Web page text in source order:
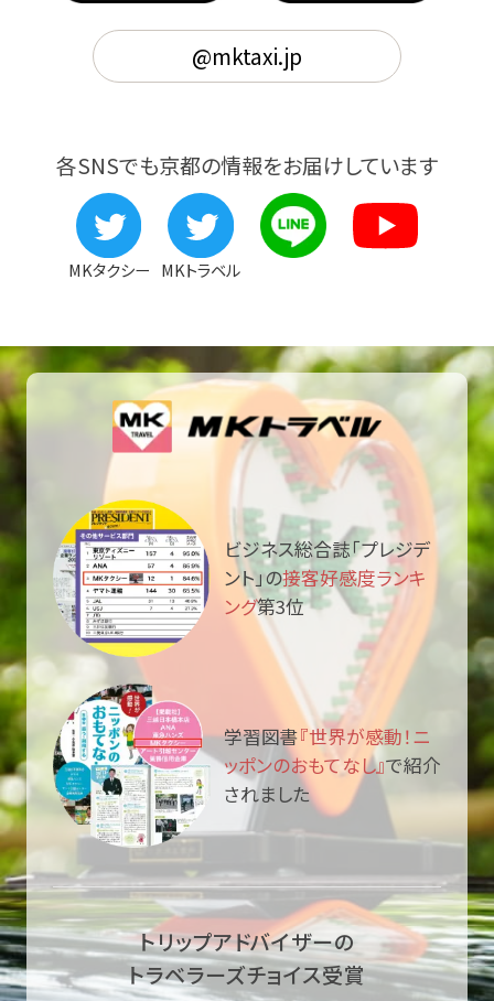
@mktaxi.jp
各SNSでも京都の情報をお届けしています
MKタクシー MKトラベル
ビジネス総合誌「プレジデ
ント」の接客好感度ランキ
ング第3位
学習図書『世界が感動！ニ
ッポンのおもてなし』で紹介
されました
トリップアドバイザーの
トラベラーズチョイス受賞